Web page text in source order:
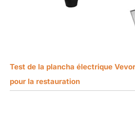
Test de la plancha électrique
pour la restauration